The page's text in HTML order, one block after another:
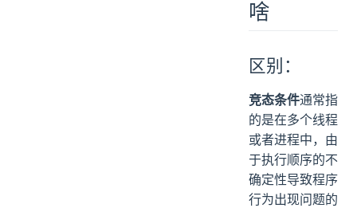
啥
区别：
竞态条件通常指
的是在多个线程
或者进程中，由
于执行顺序的不
确定性导致程序
行为出现问题的